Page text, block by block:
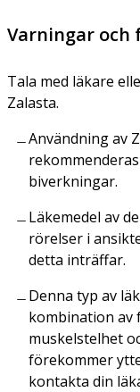
Varningar
Tala med läkare
Zalasta.
Användning av
biverkningar.
Läkemedel av
rörelser i
detta inträffar.
Denna typ av
kombination av
muskelstelhet
förekommer
kontakta din